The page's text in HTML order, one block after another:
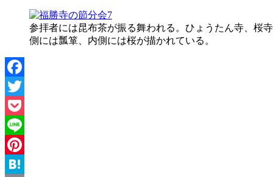
参拝者には昆布茶が振る舞われる。ひょうたん寺、桜
側には瓢箪、内側には桜が描かれている。
Facebook
Twitter
Pocket
Line
Pinterest